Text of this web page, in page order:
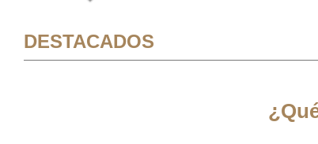
DESTACADOS